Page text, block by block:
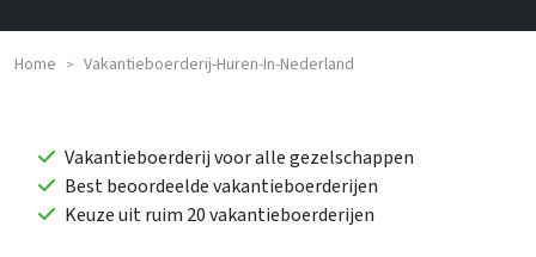
Home > Vakantieboerderij-Huren-In-Nederland
Vakantieboerderij voor alle gezelschappen
Best beoordeelde vakantieboerderijen
Keuze uit ruim 20 vakantieboerderijen